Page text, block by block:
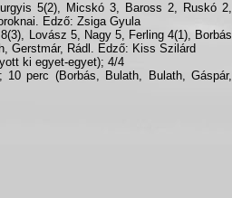
5(2), Micskó 3, Baross 2, Ruskó 2,
Edző: Zsiga Gyula
Lovász 5, Nagy 5, Ferling 4(1), Borbás
Gerstmár, Rádl. Edző: Kiss Szilárd
ki egyet-egyet); 4/4
perc (Borbás, Bulath, Bulath, Gáspár,